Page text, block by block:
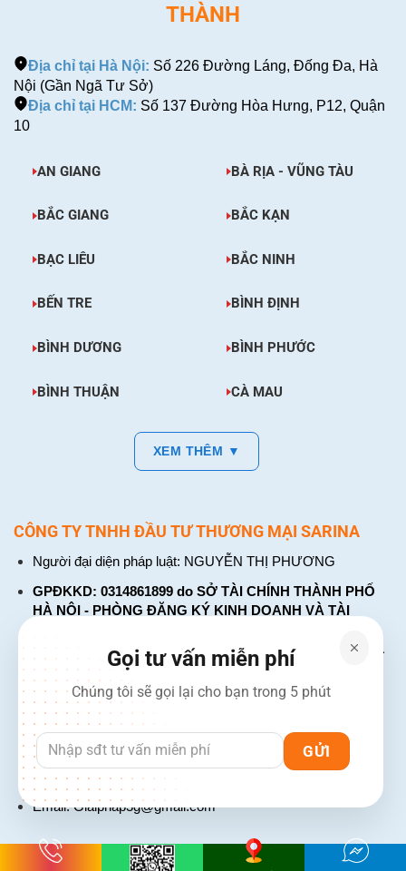
THÀNH
Địa chỉ tại Hà Nội: Số 226 Đường Láng, Đống Đa, Hà
Nội (Gần Ngã Tư Sở)
Địa chỉ tại HCM: Số 137 Đường Hòa Hưng, P12, Quận
10
AN GIANG BÀ RỊA - VŨNG TÀU
BẮC GIANG BẮC KẠN
BẠC LIÊU BẮC NINH
BẾN TRE BÌNH ĐỊNH
BÌNH DƯƠNG BÌNH PHƯỚC
BÌNH THUẬN CÀ MAU
XEM THÊM ▼
CÔNG TY TNHH ĐẦU TƯ THƯƠNG MẠI SARINA
Người đại diện pháp luật: NGUYỄN THỊ PHƯƠNG
GPĐKKD: 0314861899 do SỞ TÀI CHÍNH THÀNH PHỐ
HÀ NỘI - PHÒNG ĐĂNG KÝ KINH DOANH VÀ TÀI
CHÍNH DOANH NGHIỆP cấp. Đăng ký lần đầu: ngày 26
tháng 01 năm 2018. Đăng ký thay đổi lần thứ: 4, ngày 31
tháng 03 năm 2026
226 Đường Láng, Đống Đa, Hà Nội
137 Đường Hòa Hưng, Phường 12, Quận 10, TP. Hồ Chí
Minh
Hotline: 1900 2106 - 0386 001 001
Email:Giaiphap3g@gmail.com
Gọi tư vấn miễn phí
Chúng tôi sẽ gọi lại cho bạn trong 5 phút